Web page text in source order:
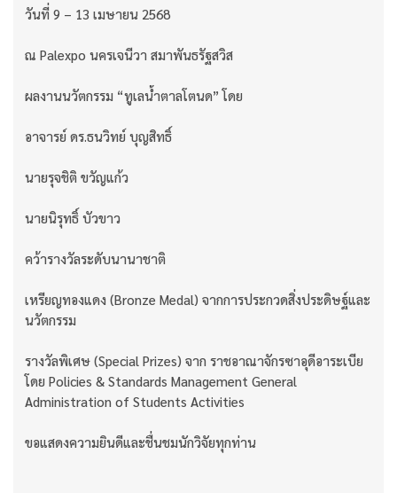
วันที่ 9 – 13 เมษายน 2568
ณ Palexpo นครเจนีวา สมาพันธรัฐสวิส
ผลงานนวัตกรรม “ทูเลน้ำตาลโตนด” โดย
อาจารย์ ดร.ธนวิทย์ บุญสิทธิ์
นายรุจชิติ ขวัญแก้ว
นายนิรุทธิ์ บัวขาว
คว้ารางวัลระดับนานาชาติ
เหรียญทองแดง (Bronze Medal) จากการประกวดสิ่งประดิษฐ์และ
นวัตกรรม
รางวัลพิเศษ (Special Prizes) จาก ราชอาณาจักรซาอุดีอาระเบีย
โดย Policies & Standards Management General
Administration of Students Activities
ขอแสดงความยินดีและชื่นชมนักวิจัยทุกท่าน